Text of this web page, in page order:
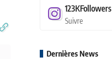
123KFollowers
Suivre
Dernières News